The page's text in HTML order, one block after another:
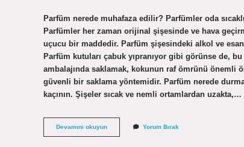
Parfüm nerede muhafaza edilir? Parfümler oda
Parfümler her zaman orijinal şişesinde ve hava
uçucu bir maddedir. Parfüm şişesindeki alkol ve
Parfüm kutuları çabuk yıpranıyor gibi görünse de,
ambalajında ​​saklamak, kokunun raf ömrünü önemli
güvenli bir saklama yöntemidir. Parfüm nerede
kaçının. Şişeler sıcak ve nemli ortamlardan uzakta,…
Devamını okuyunParfüm
En
Yorum Bırak